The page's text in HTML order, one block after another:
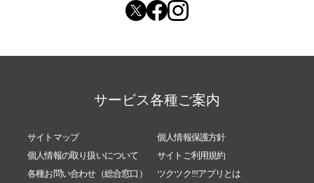
サービス各種ご案内
サイトマップ
個人情報保護方針
個人情報の取り扱いについて
サイトご利用規約
各種お問い合わせ（総合窓口）
ツクツク!!!アプリとは